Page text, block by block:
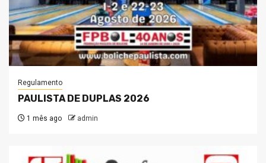
Regulamento
PAULISTA DE DUPLAS 2026
1 mês ago admin